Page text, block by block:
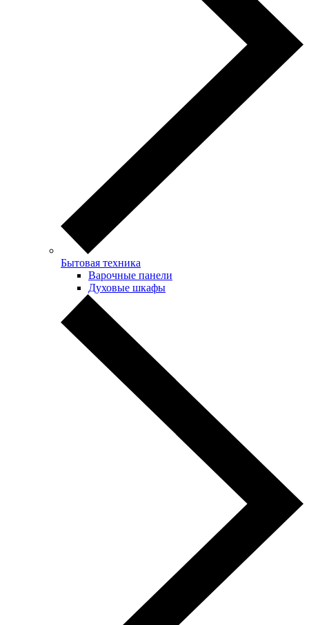
Бытовая техника
Варочные панели
Духовые шкафы